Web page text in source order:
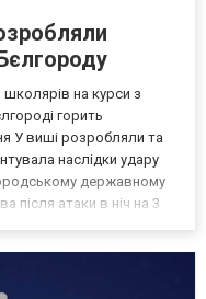
на курси з
горить
У виші розробляли та
наслідки удару
державному
після атаки в ніч на 3